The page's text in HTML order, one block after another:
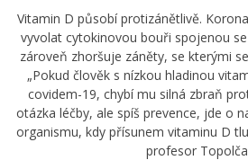
Vitamin D působí protizánětlivě.
vyvolat cytokinovou bouři spojenou
zároveň zhoršuje záněty, se kterými
„Pokud člověk s nízkou hladinou
covidem-19, chybí mu silná zbraň
otázka léčby, ale spíš prevence, jde o
organismu, kdy přísunem vitaminu D
profesor